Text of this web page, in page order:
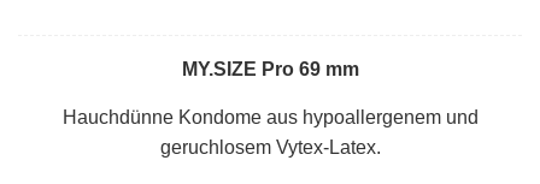
MY.SIZE Pro 69 mm
Hauchdünne Kondome aus hypoallergenem und
geruchlosem Vytex-Latex.